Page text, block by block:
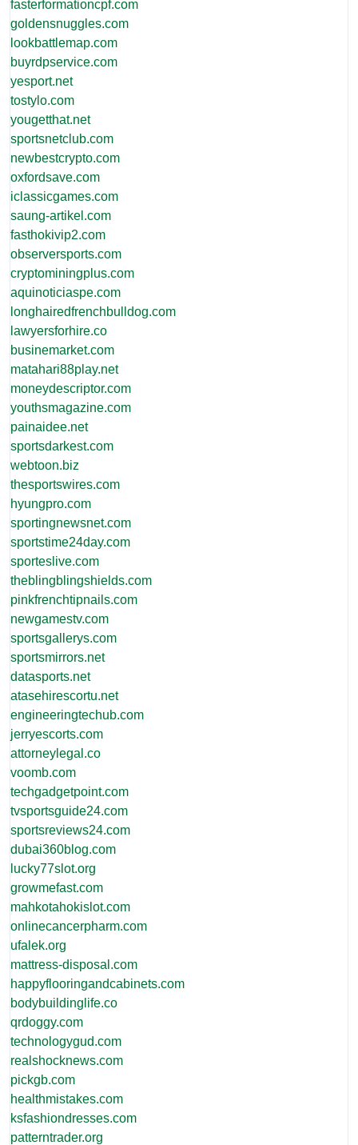
fasterformationcpf.com
goldensnuggles.com
lookbattlemap.com
buyrdpservice.com
yesport.net
tostylo.com
yougetthat.net
sportsnetclub.com
newbestcrypto.com
oxfordsave.com
iclassicgames.com
saung-artikel.com
fasthokivip2.com
observersports.com
cryptominingplus.com
aquinoticiaspe.com
longhairedfrenchbulldog.com
lawyersforhire.co
businemarket.com
matahari88play.net
moneydescriptor.com
youthsmagazine.com
painaidee.net
sportsdarkest.com
webtoon.biz
thesportswires.com
hyungpro.com
sportingnewsnet.com
sportstime24day.com
sporteslive.com
theblingblingshields.com
pinkfrenchtipnails.com
newgamestv.com
sportsgallerys.com
sportsmirrors.net
datasports.net
atasehirescortu.net
engineeringtechub.com
jerryescorts.com
attorneylegal.co
voomb.com
techgadgetpoint.com
tvsportsguide24.com
sportsreviews24.com
dubai360blog.com
lucky77slot.org
growmefast.com
mahkotahokislot.com
onlinecancerpharm.com
ufalek.org
mattress-disposal.com
happyflooringandcabinets.com
bodybuildinglife.co
qrdoggy.com
technologygud.com
realshocknews.com
pickgb.com
healthmistakes.com
ksfashiondresses.com
patterntrader.org